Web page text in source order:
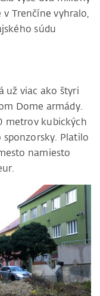
Trenčíne vyhralo,
súdu
už viac ako štyri
Dome armády.
metrov kubických
Platilo
namiesto